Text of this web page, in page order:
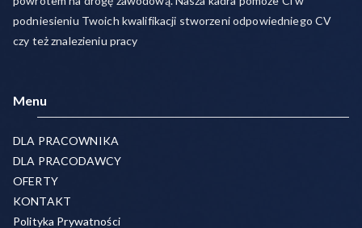
podniesieniu Twoich kwalifikacji stworzeni odpowiedniego CV
czy też znalezieniu pracy
Menu
DLA PRACOWNIKA
DLA PRACODAWCY
OFERTY
KONTAKT
Polityka Prywatności